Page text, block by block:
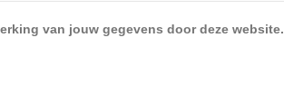
van jouw gegevens door deze website.